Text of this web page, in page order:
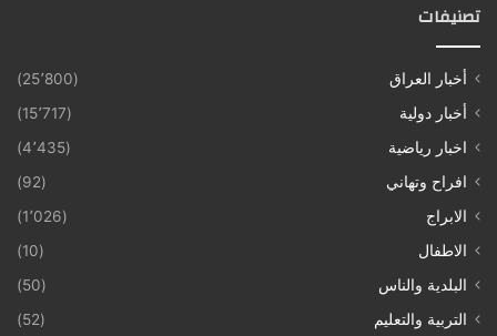
تصنيفات
أخبار العراق
(25٬800)
أخبار دولية
(15٬717)
اخبار رياضية
(4٬435)
افراح وتهاني
(92)
الابراج
(1٬026)
الاطفال
(10)
البلدية والناس
(50)
التربية والتعليم
(52)